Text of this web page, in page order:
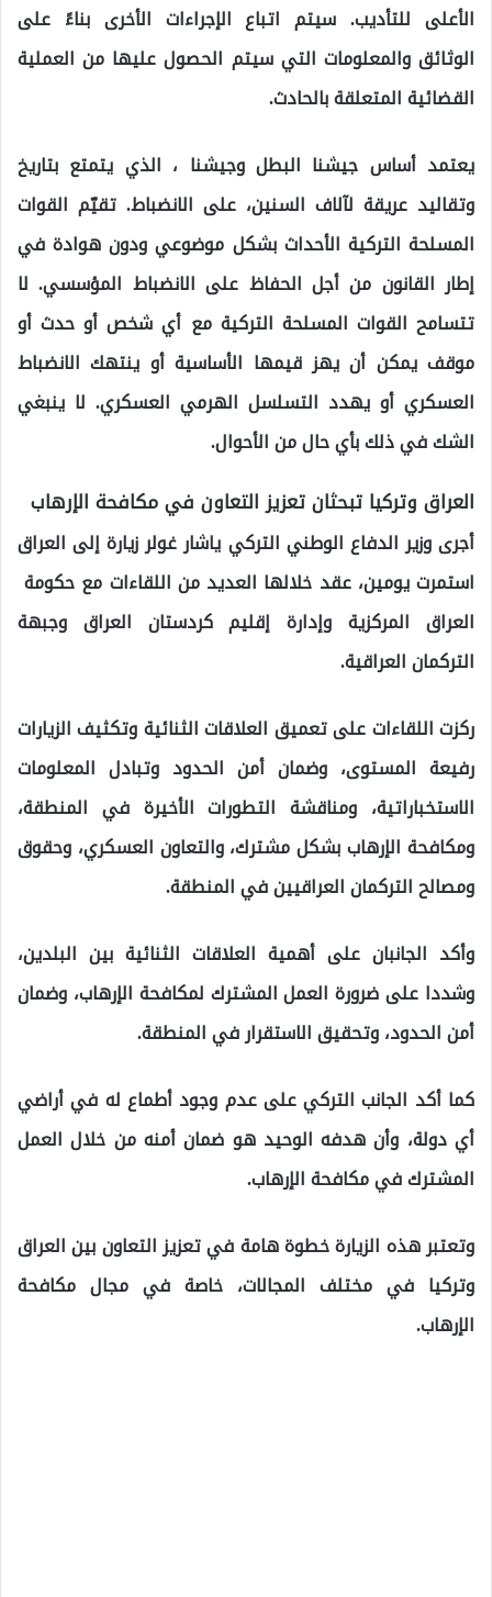
الأعلى للتأديب. سيتم اتباع الإجراءات الأخرى بناءً على
الوثائق والمعلومات التي سيتم الحصول عليها من العملية
القضائية المتعلقة بالحادث.
يعتمد أساس جيشنا البطل وجيشنا ، الذي يتمتع بتاريخ
وتقاليد عريقة لآلاف السنين، على الانضباط. تقيّم القوات
المسلحة التركية الأحداث بشكل موضوعي ودون هوادة في
إطار القانون من أجل الحفاظ على الانضباط المؤسسي. لا
تتسامح القوات المسلحة التركية مع أي شخص أو حدث أو
موقف يمكن أن يهز قيمها الأساسية أو ينتهك الانضباط
العسكري أو يهدد التسلسل الهرمي العسكري. لا ينبغي
الشك في ذلك بأي حال من الأحوال.
العراق وتركيا تبحثان تعزيز التعاون في مكافحة الإرهاب
أجرى وزير الدفاع الوطني التركي ياشار غولر زيارة إلى العراق
استمرت يومين، عقد خلالها العديد من اللقاءات مع حكومة ​​
العراق المركزية وإدارة إقليم كردستان العراق وجبهة
التركمان العراقية.
ركزت اللقاءات على تعميق العلاقات الثنائية وتكثيف الزيارات
رفيعة المستوى، وضمان أمن الحدود وتبادل المعلومات
الاستخباراتية، ومناقشة التطورات الأخيرة في المنطقة،
ومكافحة الإرهاب بشكل مشترك، والتعاون العسكري، وحقوق
ومصالح التركمان العراقيين في المنطقة.
وأكد الجانبان على أهمية العلاقات الثنائية بين البلدين،
وشددا على ضرورة العمل المشترك لمكافحة الإرهاب، وضمان
أمن الحدود، وتحقيق الاستقرار في المنطقة.
كما أكد الجانب التركي على عدم وجود أطماع له في أراضي
أي دولة، وأن هدفه الوحيد هو ضمان أمنه من خلال العمل
المشترك في مكافحة الإرهاب.
وتعتبر هذه الزيارة خطوة هامة في تعزيز التعاون بين العراق
وتركيا في مختلف المجالات، خاصة في مجال مكافحة
الإرهاب.